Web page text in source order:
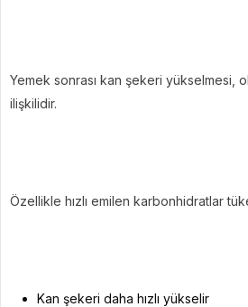
Yemek sonrası kan şekeri yükselmesi,
ilişkilidir.
Özellikle hızlı emilen karbonhidratlar
Kan şekeri daha hızlı yükselir